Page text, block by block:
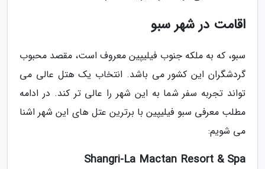
اقامت در شهر سبو
سبو، که به ملکه جنوب فیلیپین معروف است، مقصد محبوب
گردشگران این کشور می باشد. انتخاب یک هتل عالی می
تواند تجربه سفر شما به این شهر را عالی تر کند. در ادامه
مطلب معرفی سبو فیلیپین با برترین عتل های این شهر اشنا
می شویم:
Shangri-La Mactan Resort & Spa